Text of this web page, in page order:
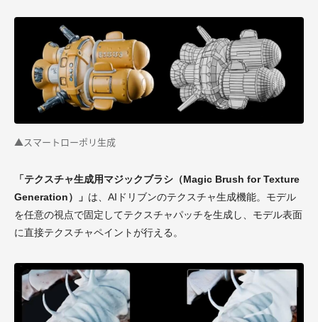
▲スマートローポリ生成
「テクスチャ生成用マジックブラシ（Magic Brush for Texture
Generation）」 は、AIドリブンのテクスチャ生成機能。モデル
を任意の視点で固定してテクスチャパッチを生成し、モデル表面
に直接テクスチャペイントが行える。